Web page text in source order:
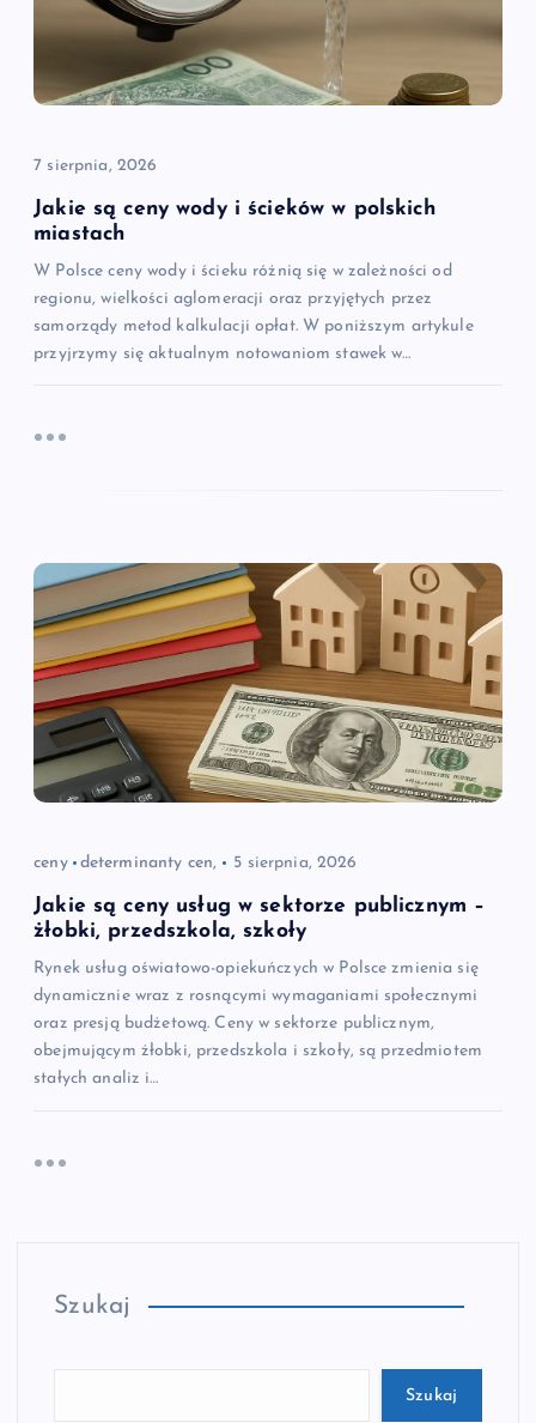
7 sierpnia, 2026
Jakie są ceny wody i ścieków w polskich
miastach
W Polsce ceny wody i ścieku różnią się w zależności od
regionu, wielkości aglomeracji oraz przyjętych przez
samorządy metod kalkulacji opłat. W poniższym artykule
przyjrzymy się aktualnym notowaniom stawek w…
ceny determinanty cen, 5 sierpnia, 2026
Jakie są ceny usług w sektorze publicznym –
żłobki, przedszkola, szkoły
Rynek usług oświatowo-opiekuńczych w Polsce zmienia się
dynamicznie wraz z rosnącymi wymaganiami społecznymi
oraz presją budżetową. Ceny w sektorze publicznym,
obejmującym żłobki, przedszkola i szkoły, są przedmiotem
stałych analiz i…
Szukaj
Szukaj